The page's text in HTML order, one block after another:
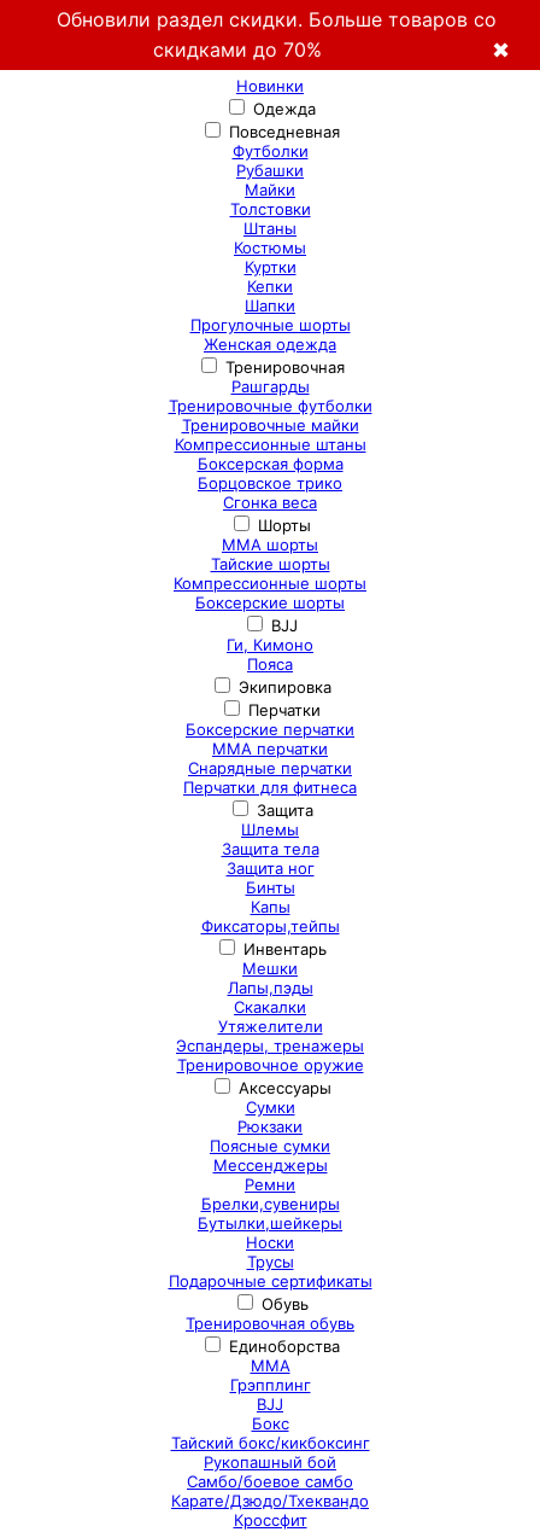
Обновили раздел скидки. Больше товаров со
скидками до 70%
✖
Новинки
Одежда
Повседневная
Футболки
Рубашки
Майки
Толстовки
Штаны
Костюмы
Куртки
Кепки
Шапки
Прогулочные шорты
Женская одежда
Тренировочная
Рашгарды
Тренировочные футболки
Тренировочные майки
Компрессионные штаны
Боксерская форма
Борцовское трико
Сгонка веса
Шорты
ММА шорты
Тайские шорты
Компрессионные шорты
Боксерские шорты
BJJ
Ги, Кимоно
Пояса
Экипировка
Перчатки
Боксерские перчатки
ММА перчатки
Снарядные перчатки
Перчатки для фитнеса
Защита
Шлемы
Защита тела
Защита ног
Бинты
Капы
Фиксаторы,тейпы
Инвентарь
Мешки
Лапы,пэды
Скакалки
Утяжелители
Эспандеры, тренажеры
Тренировочное оружие
Аксессуары
Сумки
Рюкзаки
Поясные сумки
Мессенджеры
Ремни
Брелки,сувениры
Бутылки,шейкеры
Носки
Трусы
Подарочные сертификаты
Обувь
Тренировочная обувь
Единоборства
ММА
Грэпплинг
BJJ
Бокс
Тайский бокс/кикбоксинг
Рукопашный бой
Самбо/боевое самбо
Карате/Дзюдо/Тхеквандо
Кроссфит